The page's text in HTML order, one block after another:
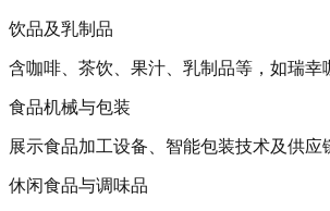
饮品及乳制品‌
含咖啡、茶饮、果汁、乳制品等，如瑞幸
食品机械与包装‌
展示食品加工设备、智能包装技术及供应
休闲食品与调味品‌